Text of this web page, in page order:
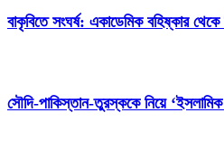
বাকৃবিতে সংঘর্ষ: একাডেমিক বহিষ্কার
সৌদি-পাকিস্তান-তুরস্ককে নিয়ে